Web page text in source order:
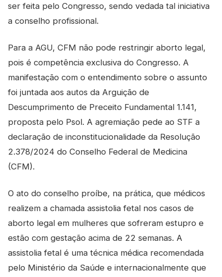
ser feita pelo Congresso, sendo vedada tal iniciativa
a conselho profissional.
Para a AGU, CFM não pode restringir aborto legal,
pois é competência exclusiva do Congresso. A
manifestação com o entendimento sobre o assunto
foi juntada aos autos da Arguição de
Descumprimento de Preceito Fundamental 1.141,
proposta pelo Psol. A agremiação pede ao STF a
declaração de inconstitucionalidade da Resolução
2.378/2024 do Conselho Federal de Medicina
(CFM).
O ato do conselho proíbe, na prática, que médicos
realizem a chamada assistolia fetal nos casos de
aborto legal em mulheres que sofreram estupro e
estão com gestação acima de 22 semanas. A
assistolia fetal é uma técnica médica recomendada
pelo Ministério da Saúde e internacionalmente que